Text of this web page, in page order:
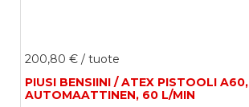
200,80 € / tuote
PIUSI BENSIINI / ATEX PISTOOLI A60,
AUTOMAATTINEN, 60 L/MIN